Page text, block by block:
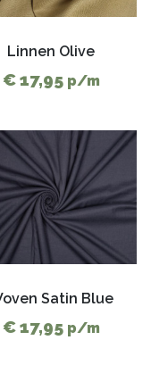
Linnen Olive
€ 17,95 p/m
Satin Blue
€ 17,95 p/m